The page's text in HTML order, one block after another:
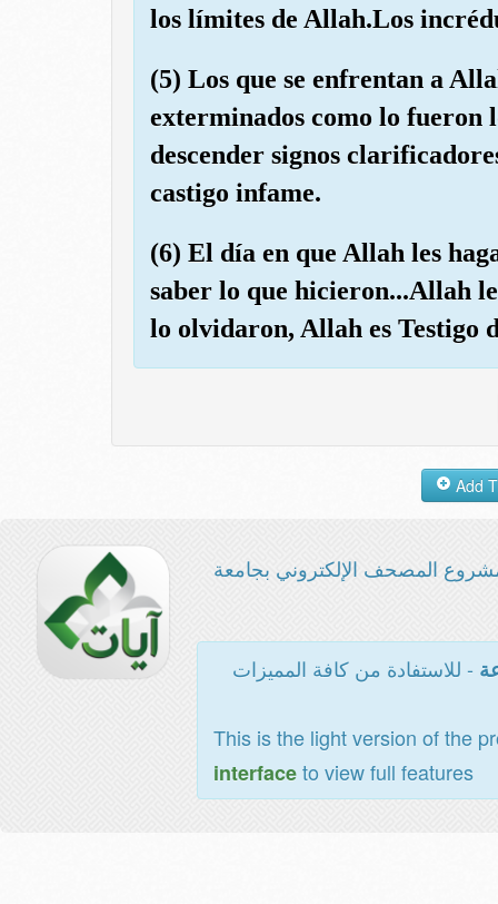
los límites de Allah.Los
(5) Los que se enfrentan a
exterminados como lo fueron
descender signos
castigo infame.
(6) El día en que Allah les
saber lo que hicieron...Allah
lo olvidaron, Allah es Testigo
المصحف الإلكتروني بجامعة
- للاستفادة من كافة المميزات
This is the light version of the
interfaceto view full features